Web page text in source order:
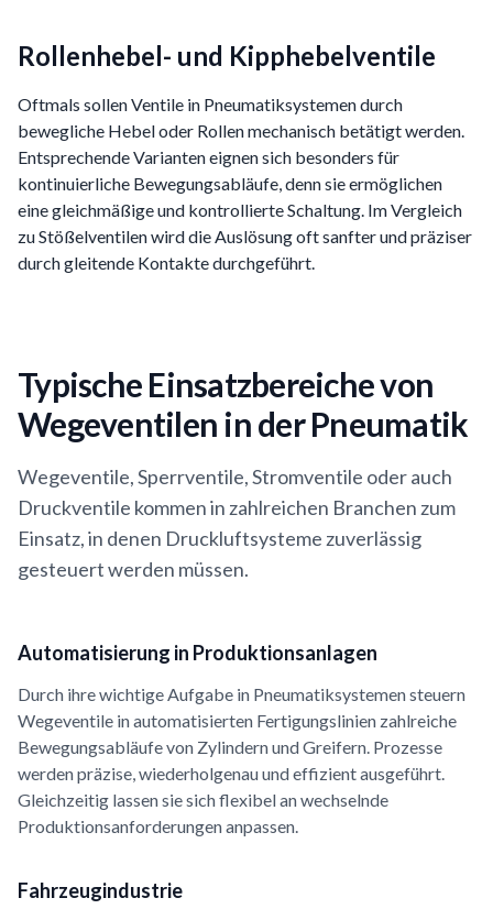
Rollenhebel- und Kipphebelventile
Oftmals sollen Ventile in Pneumatiksystemen durch
bewegliche Hebel oder Rollen mechanisch betätigt werden.
Entsprechende Varianten eignen sich besonders für
kontinuierliche Bewegungsabläufe, denn sie ermöglichen
eine gleichmäßige und kontrollierte Schaltung. Im Vergleich
zu Stößelventilen wird die Auslösung oft sanfter und präziser
durch gleitende Kontakte durchgeführt.
Typische Einsatzbereiche von
Wegeventilen in der Pneumatik
Wegeventile, Sperrventile, Stromventile oder auch
Druckventile kommen in zahlreichen Branchen zum
Einsatz, in denen Druckluftsysteme zuverlässig
gesteuert werden müssen.
Automatisierung in Produktionsanlagen
Durch ihre wichtige Aufgabe in Pneumatiksystemen steuern
Wegeventile in automatisierten Fertigungslinien zahlreiche
Bewegungsabläufe von Zylindern und Greifern. Prozesse
werden präzise, wiederholgenau und effizient ausgeführt.
Gleichzeitig lassen sie sich flexibel an wechselnde
Produktionsanforderungen anpassen.
Fahrzeugindustrie